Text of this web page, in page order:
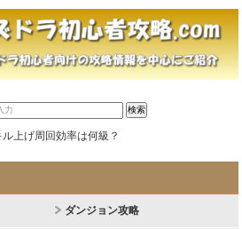
上げ周回効率は何級？
ダンジョン攻略